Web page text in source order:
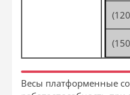
Весы платформенные